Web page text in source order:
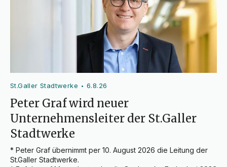
St.Galler Stadtwerke • 6.8.26
Peter Graf wird neuer
Unternehmensleiter der St.Galler
Stadtwerke
* Peter Graf übernimmt per 10. August 2026 die Leitung der
St.Galler Stadtwerke.